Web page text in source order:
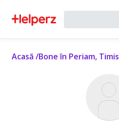
Acasă /Bone în Periam, Timis